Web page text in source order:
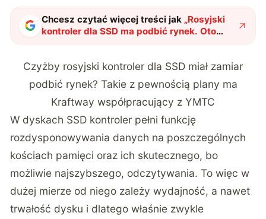
Chcesz czytać więcej treści jak „Rosyjski
kontroler dla SSD ma podbić rynek. Oto
dyski z kontrolerem Kraftway w roli
Czyżby rosyjski kontroler dla SSD miał zamiar
podbić rynek? Takie z pewnością plany ma
Kraftway współpracujący z YMTC
W dyskach SSD kontroler pełni funkcję
rozdysponowywania danych na poszczególnych
kościach pamięci oraz ich skutecznego, bo
możliwie najszybszego, odczytywania. To więc w
dużej mierze od niego zależy wydajność, a nawet
trwałość dysku i dlatego właśnie zwykle